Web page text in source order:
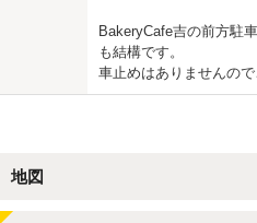
BakeryCafe吉の前方駐
も結構です。
車止めはありませんので
地図